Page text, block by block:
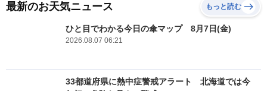
最新のお天気ニュース もっと読む
ひと目でわかる今日の傘マップ 8月7日(金)
2026.08.07 06:21
33都道府県に熱中症警戒アラート 北海道では今